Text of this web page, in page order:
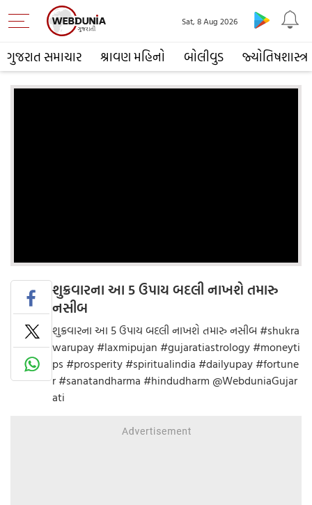
ગુજરાત સમાચાર શ્રાવણ મહિનો બોલીવુડ જ્યોતિષશાસ્ત્ર
Sat, 8 Aug 2026
શુક્રવારના આ 5 ઉપાય બદલી નાખશે તમારુ
નસીબ
શુક્રવારના આ 5 ઉપાય બદલી નાખશે તમારુ નસીબ #shukra
warupay #laxmipujan #gujaratiastrology #moneyti
ps #prosperity #spiritualindia #dailyupay #fortune
r #sanatandharma #hindudharm @WebduniaGujar
ati